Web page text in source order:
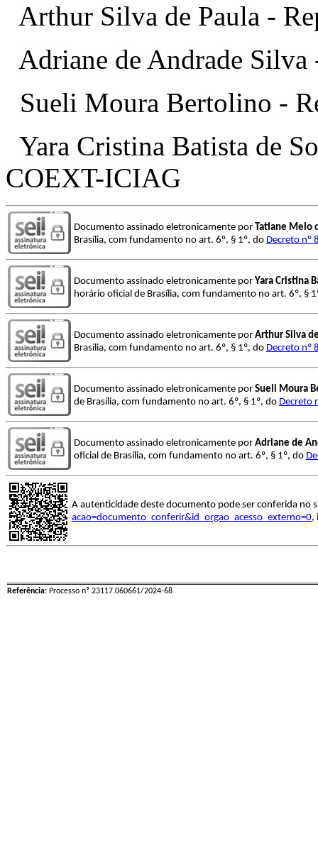
Arthur Silva de Paula -
Adriane de Andrade Silva
Sueli Moura Bertolino -
Yara Cristina Batista de
COEXT-ICIAG
Documento assinado eletronicamente por Tatiane Melo
Brasília, com fundamento no art. 6º, § 1º, do Decreto nº
Documento assinado eletronicamente por Yara Cristina
horário oficial de Brasília, com fundamento no art. 6º, §
Documento assinado eletronicamente por Arthur Silva
Brasília, com fundamento no art. 6º, § 1º, do Decreto nº
Documento assinado eletronicamente por Sueli Moura
de Brasília, com fundamento no art. 6º, § 1º, do Decreto
Documento assinado eletronicamente por Adriane de
oficial de Brasília, com fundamento no art. 6º, § 1º, do
A autenticidade deste documento pode ser conferida no
acao=documento_conferir&id_orgao_acesso_externo=0,
Referência: Processo nº 23117.060661/2024-68